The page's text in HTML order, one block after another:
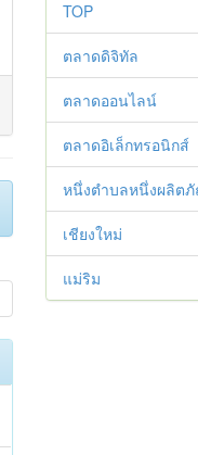
TOP
ตลาดดิจิทัล
ตลาดออนไลน์
ตลาดอิเล็กทรอนิกส์
หนึ่งตำบลหนึ่งผลิต
เชียงใหม่
แม่ริม